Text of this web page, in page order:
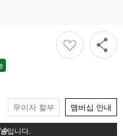
무이자 할부 맴버십 안내
입니다.